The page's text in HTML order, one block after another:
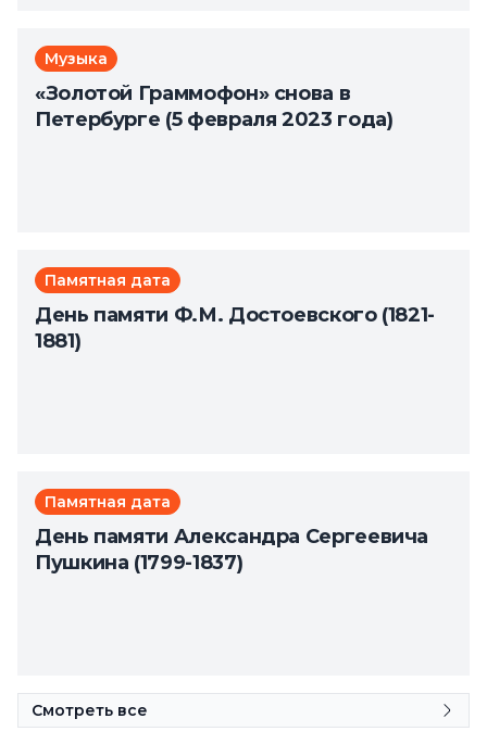
Музыка
«Золотой Граммофон» снова в
Петербурге (5 февраля 2023 года)
Памятная дата
День памяти Ф.М. Достоевского (1821-
1881)
Памятная дата
День памяти Александра Сергеевича
Пушкина (1799-1837)
Смотреть все